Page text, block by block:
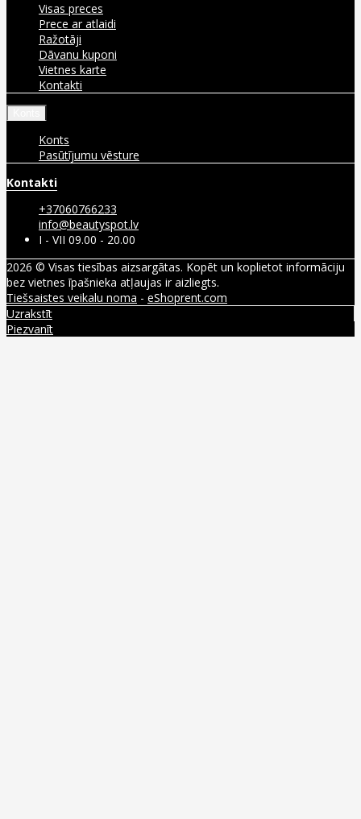
Visas preces
Prece ar atlaidi
Ražotāji
Dāvanu kuponi
Vietnes karte
Kontakti
Konts
Pasūtījumu vēsture
Kontakti
+37060766233
info@beautyspot.lv
I - VII 09.00 - 20.00
2026 © Visas tiesības aizsargātas. Kopēt un koplietot informāciju
bez vietnes īpašnieka atļaujas ir aizliegts.
Tiešsaistes veikalu noma - eShoprent.com
Uzrakstīt
Piezvanīt